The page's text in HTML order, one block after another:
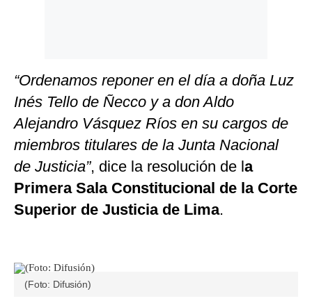
“Ordenamos reponer en el día a doña Luz
Inés Tello de Ñecco y a don Aldo
Alejandro Vásquez Ríos en su cargos de
miembros titulares de la Junta Nacional
de Justicia”, dice la resolución de la
Primera Sala Constitucional de la Corte
Superior de Justicia de Lima.
(Foto: Difusión)